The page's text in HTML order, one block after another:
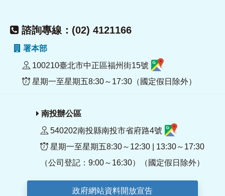
諮詢專線：(02) 4121166
署本部
100210臺北市中正區福州街15號
星期一至星期五8:30～17:30（國定假日除外）
南投辦公區
540202南投縣南投市省府路4號
星期一至星期五8:30～12:30 | 13:30～17:30
（公司登記：9:00～16:30）（國定假日除外）
政府網站資料開放宣告